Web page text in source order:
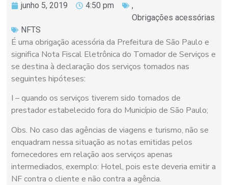
junho 5, 2019 4:50 pm
,
Obrigações acessórias
NFTS
É uma obrigação acessória da Prefeitura de São Paulo e
significa Nota Fiscal Eletrônica do Tomador de Serviços e
se destina à declaração dos serviços tomados nas
seguintes hipóteses:
I – quando os serviços tiverem sido tomados de
prestador estabelecido fora do Município de São Paulo;
Obs. No caso das agências de viagens e turismo, não se
enquadram nessa situação as notas emitidas pelos
fornecedores em relação aos serviços apenas
intermediados, exemplo: Hotel, pois este deveria emitir a
NF contra o cliente e não contra a agência.